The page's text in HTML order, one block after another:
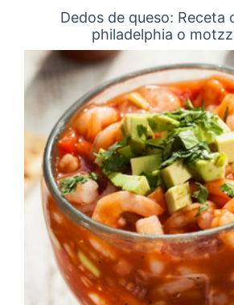
Dedos de queso: Receta
philadelphia o